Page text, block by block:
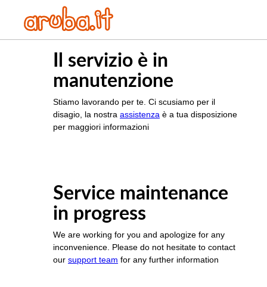
Il servizio è in
manutenzione
Stiamo lavorando per te. Ci scusiamo per il
disagio, la nostra assistenza è a tua disposizione
per maggiori informazioni
Service maintenance
in progress
We are working for you and apologize for any
inconvenience. Please do not hesitate to contact
our support team for any further information